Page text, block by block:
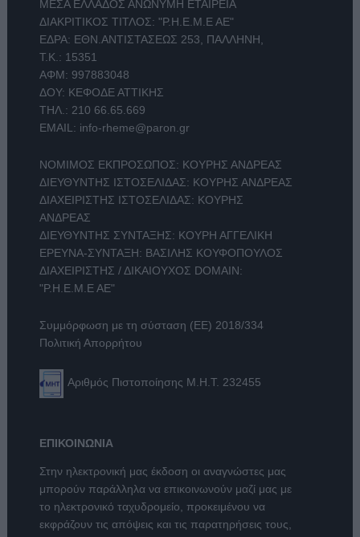
ΜΕΣΑ ΕΛΛΑΔΟΣ ΑΝΩΝΥΜΗ ΕΤΑΙΡΕΙΑ
ΔΙΑΚΡΙΤΙΚΟΣ ΤΙΤΛΟΣ: "Ρ.Η.Ε.Μ.Ε ΑΕ"
ΕΔΡΑ: ΕΘΝ.ΑΝΤΙΣΤΑΣΕΩΣ 253, ΠΑΛΛΗΝΗ,
Τ.Κ.: 15351
ΑΦΜ: 997883048
ΔΟΥ: ΚΕΦΟΔΕ ΑΤΤΙΚΗΣ
ΤΗΛ.: 210 66.65.669
EMAIL: info-rheme@paron.gr
ΝΟΜΙΜΟΣ ΕΚΠΡΟΣΩΠΟΣ: ΚΟΥΡΗΣ ΑΝΔΡΕΑΣ
ΔΙΕΥΘΥΝΤΗΣ ΙΣΤΟΣΕΛΙΔΑΣ: ΚΟΥΡΗΣ ΑΝΔΡΕΑΣ
ΔΙΑΧΕΙΡΙΣΤΗΣ ΙΣΤΟΣΕΛΙΔΑΣ: ΚΟΥΡΗΣ
ΑΝΔΡΕΑΣ
ΔΙΕΥΘΥΝΤΗΣ ΣΥΝΤΑΞΗΣ: ΚΟΥΡΗ ΑΓΓΕΛΙΚΗ
ΕΡΕΥΝΑ-ΣΥΝΤΑΞΗ: ΒΑΣΙΛΗΣ ΚΟΥΦΟΠΟΥΛΟΣ
ΔΙΑΧΕΙΡΙΣΤΗΣ / ΔΙΚΑΙΟΥΧΟΣ DOMAIN:
"Ρ.Η.Ε.Μ.Ε ΑΕ"
Συμμόρφωση με τη σύσταση (ΕΕ) 2018/334
Πολιτική Απορρήτου
Αριθμός Πιστοποίησης Μ.Η.Τ. 232455
ΕΠΙΚΟΙΝΩΝΙΑ
Στην ηλεκτρονική μας έκδοση οι αναγνώστες μας
μπορούν παράλληλα να επικοινωνούν μαζί μας με
το ηλεκτρονικό ταχυδρομείο, προκειμένου να
εκφράζουν τις απόψεις και τις παρατηρήσεις τους,